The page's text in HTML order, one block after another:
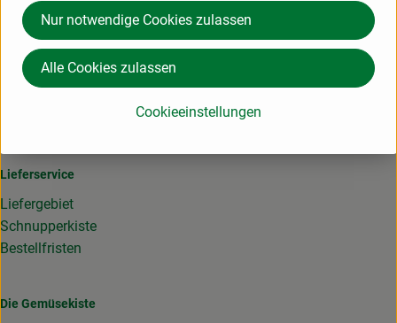
Herkunft
Du hast eine Frage? Wir helfen gerne:
Lieferservice
Liefergebiet
Schnupperkiste
Bestellfristen
Die Gemüsekiste
Cookieeinstellungen
Nur notwendige Cookies zulassen
Alle Cookies zulassen